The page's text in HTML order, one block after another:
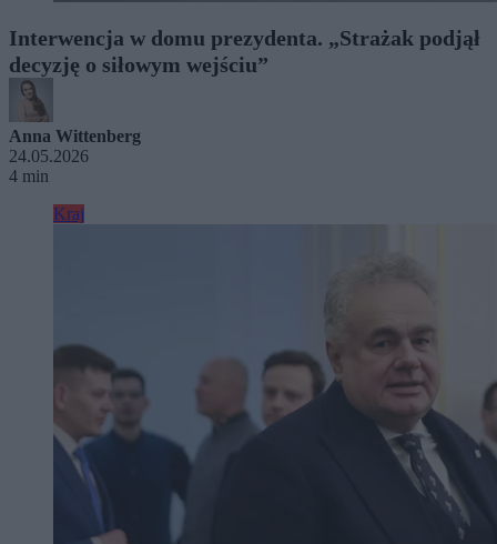
Interwencja w domu prezydenta. „Strażak podjął
decyzję o siłowym wejściu”
Anna Wittenberg
24.05.2026
4 min
Kraj